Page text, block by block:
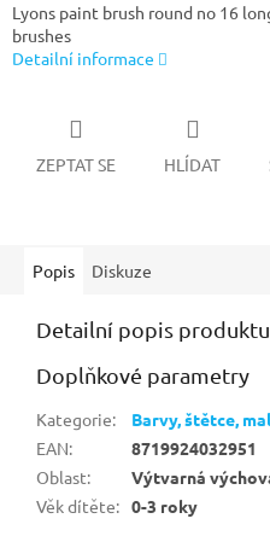
Lyons paint brush round no 16
brushes
Detailní informace
ZEPTAT SE HLÍDAT
Popis Diskuze
Detailní popis produktu
Doplňkové parametry
Kategorie:
Barvy, štětce,
EAN:
8719924032951
Oblast:
Výtvarná
Věk dítěte: 0-3 roky